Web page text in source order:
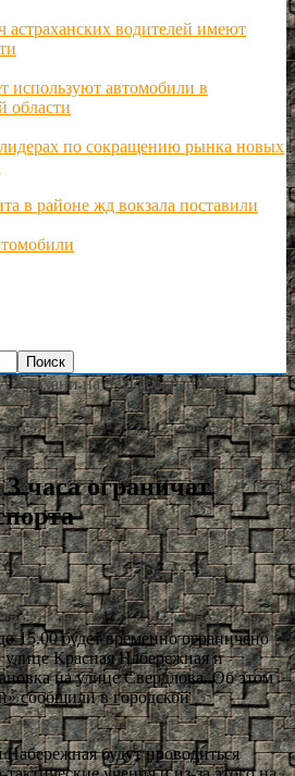
астраханских водителей имеют
используют автомобили в
области
по сокращению рынка новых
в районе жд вокзала поставили
на 3 часа ограничат
часа ограничат
15.00 будет временно ограничено
Красная Набережная и
на улице Свердлова. Об этом
сообщили в городской
будут проводиться